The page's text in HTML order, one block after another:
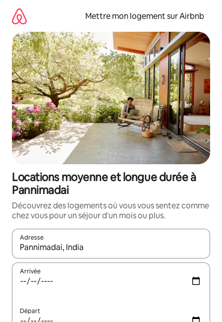
directement
contenu
Mettre mon logement sur Airbnb
Locations moyenne et longue durée à
Pannimadai
Découvrez des logements où vous vous sentez comme
chez vous pour un séjour d'un mois ou plus.
Adresse
Lorsque les résultats s'affichent, utilisez les flèches vers le
Arrivée
Départ